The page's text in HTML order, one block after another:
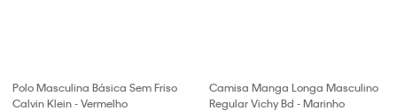
Polo Masculina Básica Sem Friso
Calvin Klein - Vermelho
Camisa Manga Longa Masculino
Regular Vichy Bd - Marinho